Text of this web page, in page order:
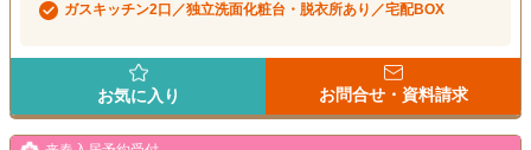
ガスキッチン2口／独立洗面化粧台・脱衣所あり／宅配BOX
お気に入り お問合せ・資料請求